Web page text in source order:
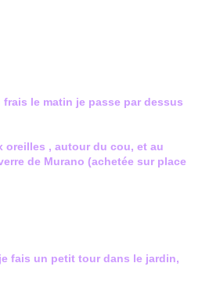
le matin je passe par dessus
oreilles , autour du cou, et au
de Murano (achetée sur place
fais un petit tour dans le jardin,